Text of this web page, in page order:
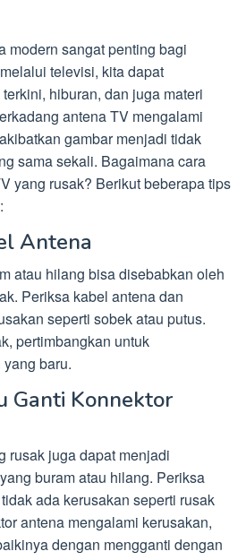
modern sangat penting bagi
televisi, kita dapat
hiburan, dan juga materi
antena TV mengalami
gambar menjadi tidak
sama sekali. Bagaimana cara
yang rusak? Berikut beberapa tips
Antena
atau hilang bisa disebabkan oleh
Periksa kabel antena dan
seperti sobek atau putus.
pertimbangkan untuk
baru.
Ganti Konnektor
rusak juga dapat menjadi
buram atau hilang. Periksa
ada kerusakan seperti rusak
antena mengalami kerusakan,
dengan mengganti dengan